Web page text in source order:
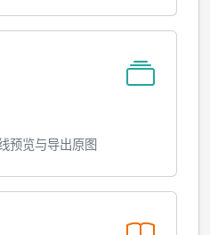
预览与导出原图